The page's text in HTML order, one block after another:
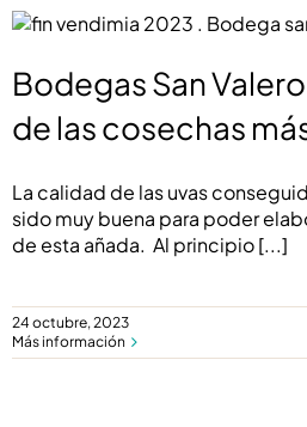
Bodegas San Valero
cosechas más
Bodegas San
de las cosechas
La calidad de las uvas
sido muy buena para poder
de esta añada. Al principio[...]
24 octubre, 2023
Más información